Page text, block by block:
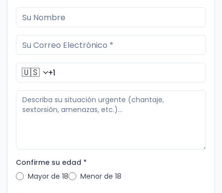
🇺🇸
Confirme su edad *
Mayor de 18
Menor de 18